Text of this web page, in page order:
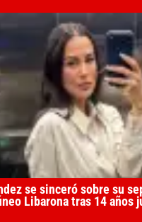
se sinceró sobre su
Libarona tras 14 años